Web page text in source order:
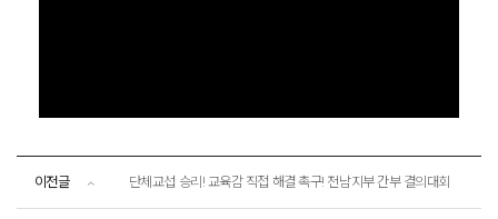
이전글 단체교섭 승리! 교육감 직접 해결 촉구! 전남지부 간부 결의대회